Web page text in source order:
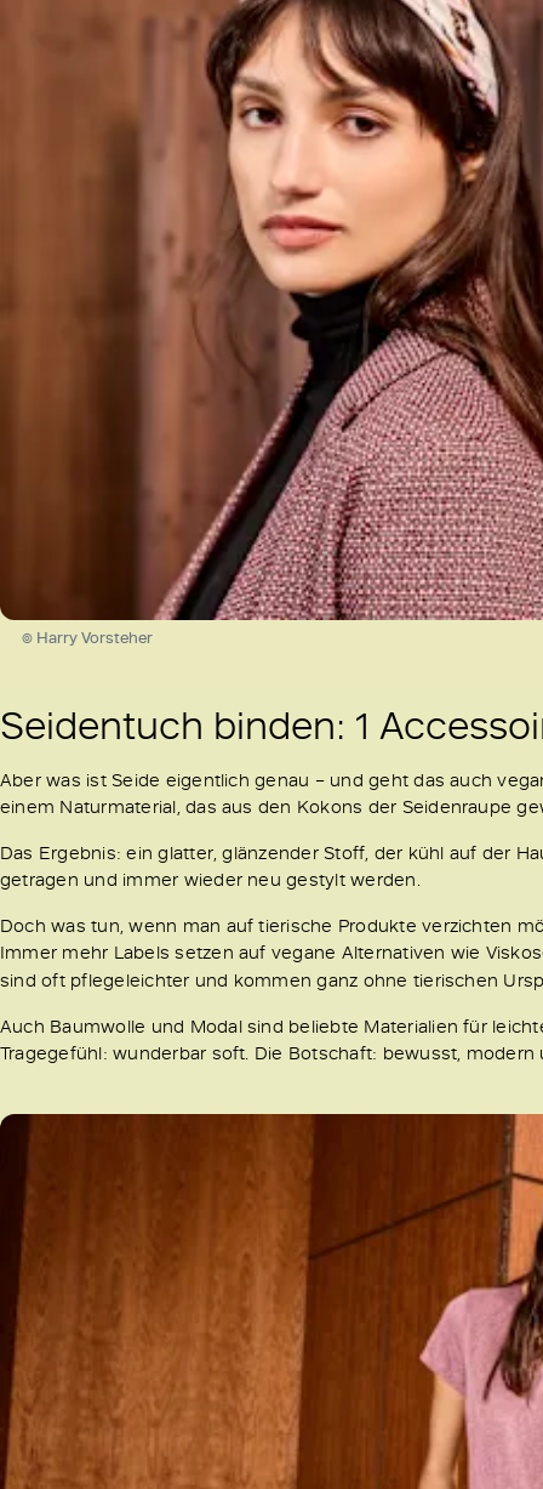
© Harry Vorsteher
Seidentuch binden: 1
Aber was ist Seide eigentlich genau – und geht das auch
einem Naturmaterial, das aus den Kokons der Seidenraupe
Das Ergebnis: ein glatter, glänzender Stoff, der kühl auf der
getragen und immer wieder neu gestylt werden.
Doch was tun, wenn man auf tierische Produkte verzichten
Immer mehr Labels setzen auf vegane Alternativen wie
sind oft pflegeleichter und kommen ganz ohne tierischen
Auch Baumwolle und Modal sind beliebte Materialien für
Tragegefühl: wunderbar soft. Die Botschaft: bewusst, modern